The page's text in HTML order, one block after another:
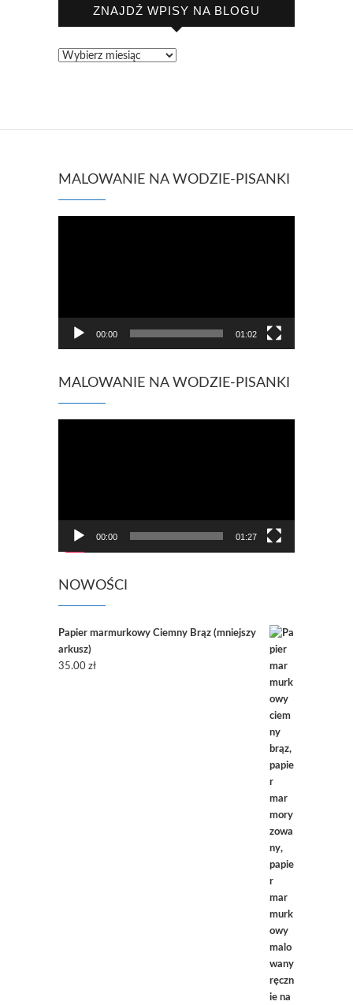
ZNAJDŹ WPISY NA BLOGU
ZNAJDŹ
MALOWANIE NA WODZIE-PISANKI
00:00 01:02
MALOWANIE NA WODZIE-PISANKI
00:00 01:27
NOWOŚCI
Papier marmurkowy Ciemny Brąz (mniejszy
arkusz)
35.00 zł